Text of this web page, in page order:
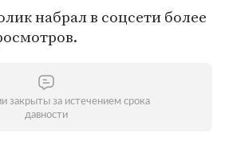
набрал в соцсети более
закрыты за истечением срока
давности